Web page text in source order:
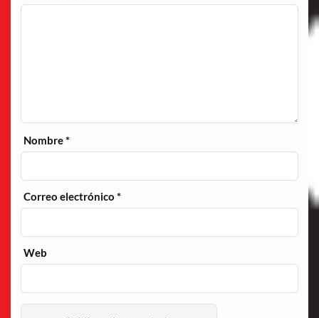
Nombre*
Correo electrónico*
Web